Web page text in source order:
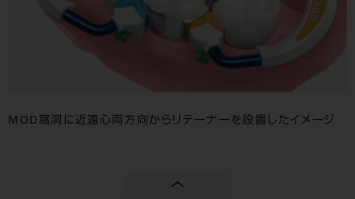
MOD窩洞に近遠心両方向からリテーナーを設置したイメージ